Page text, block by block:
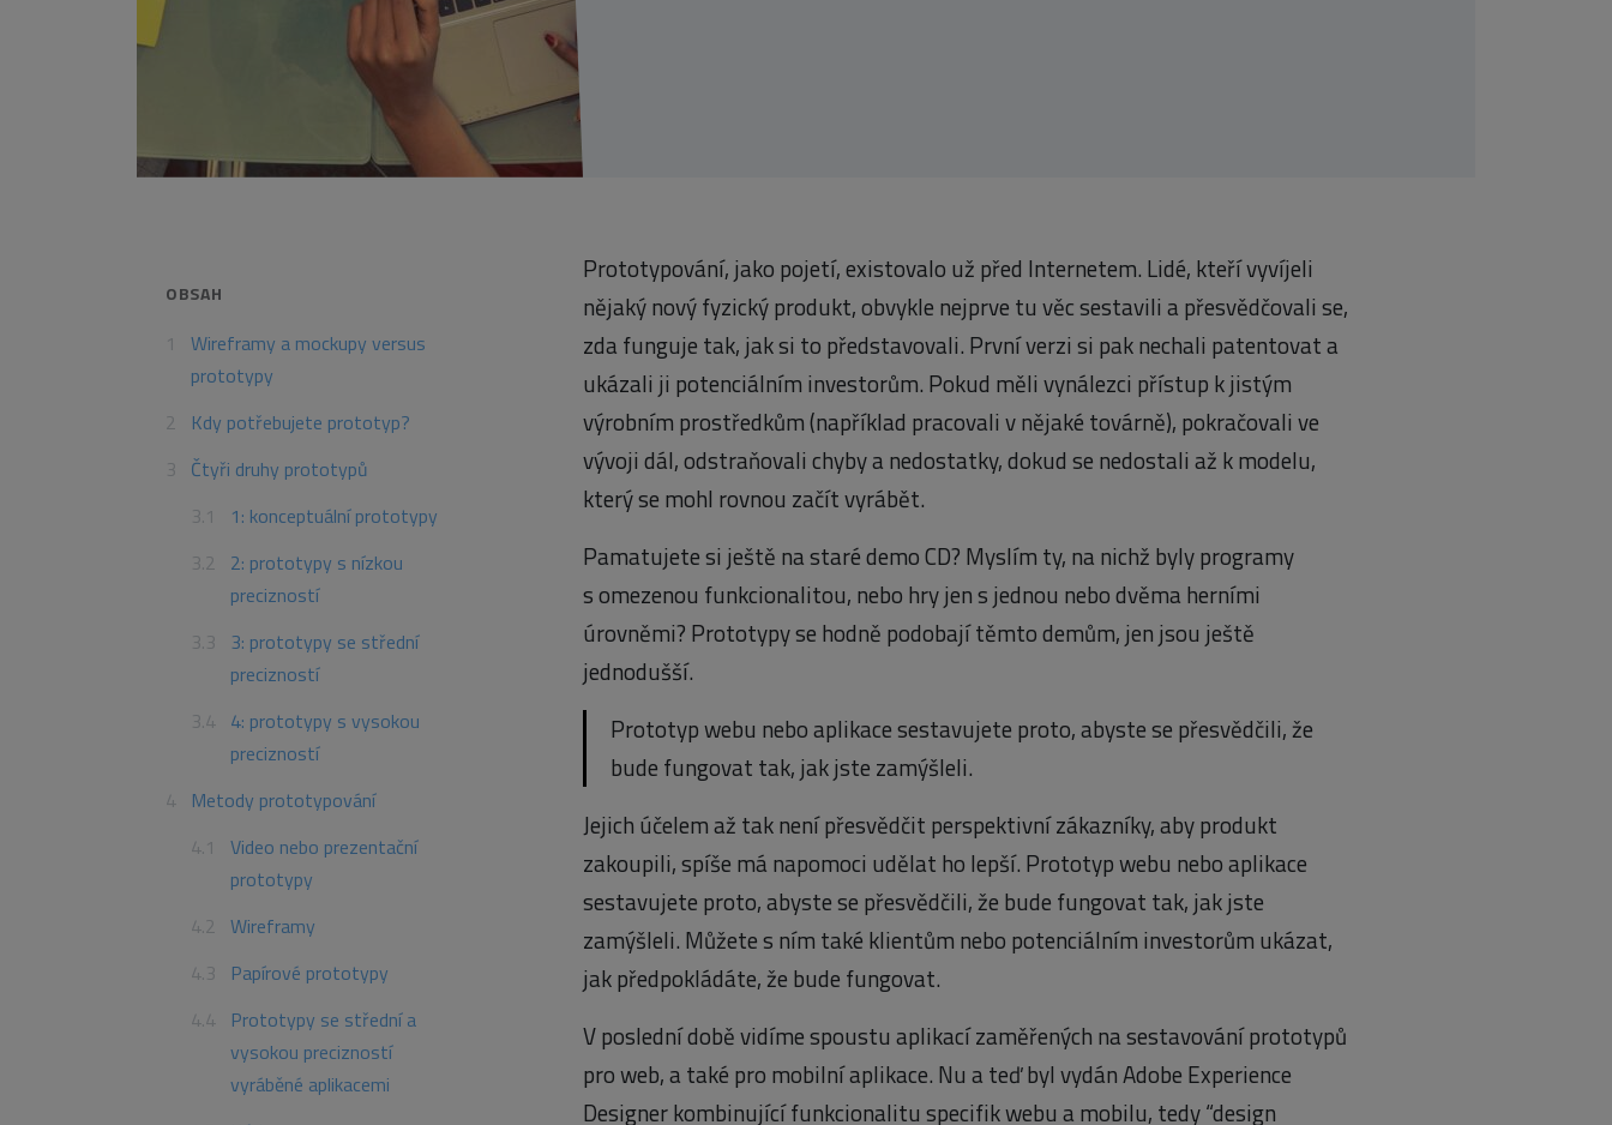
OBSAH
Wireframy a mockupy versus
prototypy
Kdy potřebujete prototyp?
Čtyři druhy prototypů
1: konceptuální prototypy
2: prototypy s nízkou
precizností
3: prototypy se střední
precizností
4: prototypy s vysokou
precizností
Metody prototypování
Video nebo prezentační
prototypy
Wireframy
Papírové prototypy
Prototypy se střední a
vysokou precizností
vyráběné aplikacemi
Prototypování, jako pojetí, existovalo už před Internetem. Lidé, kteří vyvíjeli
nějaký nový fyzický produkt, obvykle nejprve tu věc sestavili a přesvědčovali se,
zda funguje tak, jak si to představovali. První verzi si pak nechali patentovat a
ukázali ji potenciálním investorům. Pokud měli vynálezci přístup k jistým
výrobním prostředkům (například pracovali v nějaké továrně), pokračovali ve
vývoji dál, odstraňovali chyby a nedostatky, dokud se nedostali až k modelu,
který se mohl rovnou začít vyrábět.
Pamatujete si ještě na staré demo CD? Myslím ty, na nichž byly programy
s omezenou funkcionalitou, nebo hry jen s jednou nebo dvěma herními
úrovněmi? Prototypy se hodně podobají těmto demům, jen jsou ještě
jednodušší.
Prototyp webu nebo aplikace sestavujete proto, abyste se přesvědčili, že
bude fungovat tak, jak jste zamýšleli.
Jejich účelem až tak není přesvědčit perspektivní zákazníky, aby produkt
zakoupili, spíše má napomoci udělat ho lepší. Prototyp webu nebo aplikace
sestavujete proto, abyste se přesvědčili, že bude fungovat tak, jak jste
zamýšleli. Můžete s ním také klientům nebo potenciálním investorům ukázat,
jak předpokládáte, že bude fungovat.
V poslední době vidíme spoustu aplikací zaměřených na sestavování prototypů
pro web, a také pro mobilní aplikace. Nu a teď byl vydán Adobe Experience
Designer kombinující funkcionalitu specifik webu a mobilu, tedy “design